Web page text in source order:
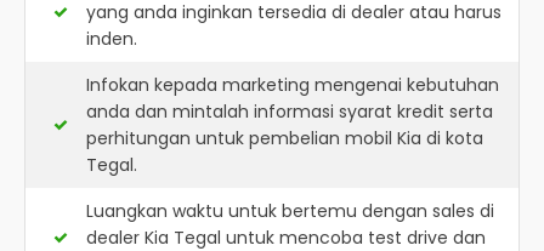
yang anda inginkan tersedia di dealer atau harus
inden.
Infokan kepada marketing mengenai kebutuhan
anda dan mintalah informasi syarat kredit serta
perhitungan untuk pembelian mobil Kia di kota
Tegal.
Luangkan waktu untuk bertemu dengan sales di
dealer Kia Tegal untuk mencoba test drive dan